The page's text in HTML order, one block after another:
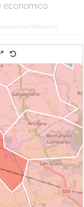
economico
con Villavesco